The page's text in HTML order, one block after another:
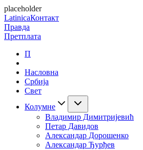
placeholder
LatinicaКонтакт
Правда
Претплата
П
Насловна
Србија
Свет
Колумне
Владимир Димитријевић
Петар Давидов
Александар Дорошенко
Александар Ђурђев